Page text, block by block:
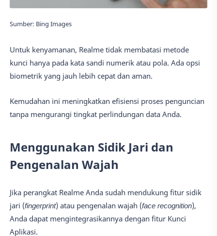
Sumber: Bing Images
Untuk kenyamanan, Realme tidak membatasi metode
kunci hanya pada kata sandi numerik atau pola. Ada opsi
biometrik yang jauh lebih cepat dan aman.
Kemudahan ini meningkatkan efisiensi proses penguncian
tanpa mengurangi tingkat perlindungan data Anda.
Menggunakan Sidik Jari dan
Pengenalan Wajah
Jika perangkat Realme Anda sudah mendukung fitur sidik
jari (fingerprint) atau pengenalan wajah (face recognition),
Anda dapat mengintegrasikannya dengan fitur Kunci
Aplikasi.